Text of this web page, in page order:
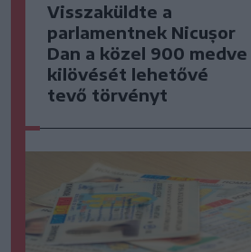
Visszaküldte a
parlamentnek Nicușor
Dan a közel 900 medve
kilövését lehetővé
tevő törvényt